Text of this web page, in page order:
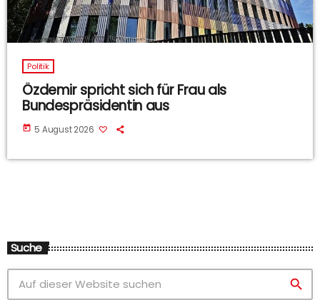
Politik
Özdemir spricht sich für Frau als
Bundespräsidentin aus
today 5 August 2026
Suche
search